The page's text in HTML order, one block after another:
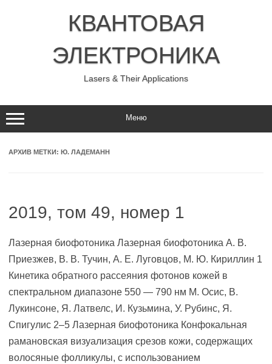
КВАНТОВАЯ
ЭЛЕКТРОНИКА
Lasers & Their Applications
Меню
АРХИВ МЕТКИ: Ю. ЛАДЕМАНН
2019, том 49, номер 1
Лазерная биофотоника Лазерная биофотоника А. В.
Приезжев, В. В. Тучин, А. Е. Луговцов, М. Ю. Кириллин 1
Кинетика обратного рассеяния фотонов кожей в
спектральном диапазоне 550 — 790 нм М. Осис, В.
Лукинсоне, Я. Латвелс, И. Кузьмина, У. Рубинс, Я.
Спигулис 2–5 Лазерная биофотоника Конфокальная
рамановская визуализация срезов кожи, содержащих
волосяные фолликулы, с использованием